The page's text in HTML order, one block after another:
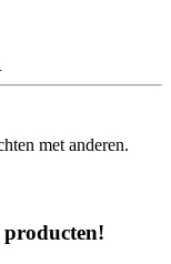
met anderen.
producten!